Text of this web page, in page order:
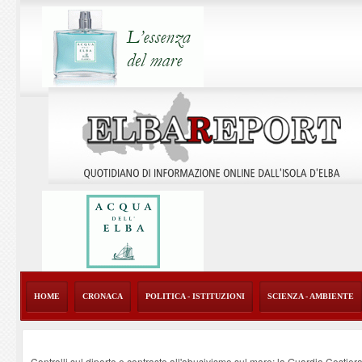
HOME CRONACA POLITICA - ISTITUZIONI SCIENZA - AMBIENTE